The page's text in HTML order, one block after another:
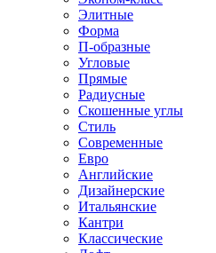
Элитные
Форма
П-образные
Угловые
Прямые
Радиусные
Скошенные углы
Стиль
Современные
Евро
Английские
Дизайнерские
Итальянские
Кантри
Классические